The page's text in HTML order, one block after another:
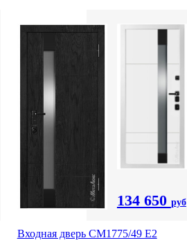
134 650 руб
Входная дверь СМ1775/49 Е2